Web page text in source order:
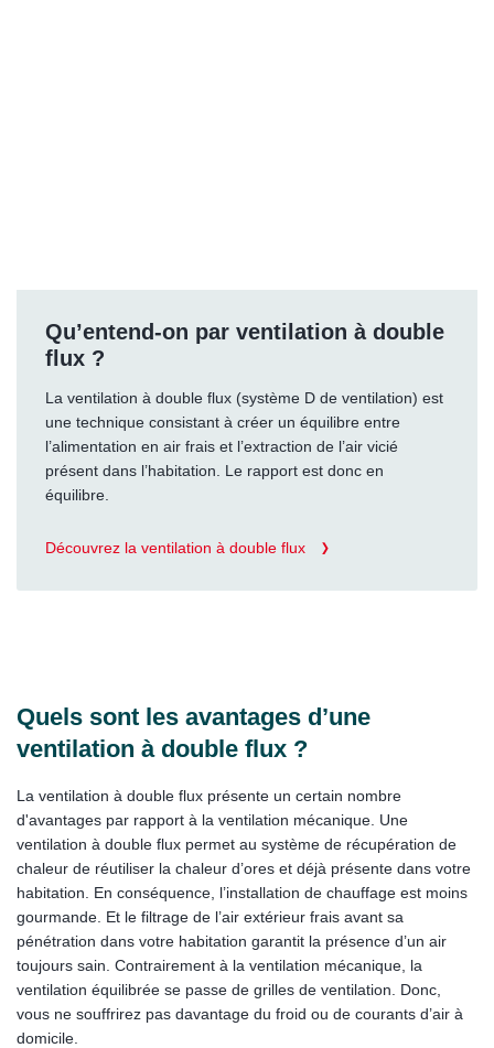
Qu’entend-on par ventilation à double
flux ?
La ventilation à double flux (système D de ventilation) est
une technique consistant à créer un équilibre entre
l’alimentation en air frais et l’extraction de l’air vicié
présent dans l’habitation. Le rapport est donc en
équilibre.
Découvrez la ventilation à double flux
Quels sont les avantages d’une
ventilation à double flux ?
La ventilation à double flux présente un certain nombre
d'avantages par rapport à la ventilation mécanique. Une
ventilation à double flux permet au système de récupération de
chaleur de réutiliser la chaleur d’ores et déjà présente dans votre
habitation. En conséquence, l’installation de chauffage est moins
gourmande. Et le filtrage de l’air extérieur frais avant sa
pénétration dans votre habitation garantit la présence d’un air
toujours sain. Contrairement à la ventilation mécanique, la
ventilation équilibrée se passe de grilles de ventilation. Donc,
vous ne souffrirez pas davantage du froid ou de courants d’air à
domicile.